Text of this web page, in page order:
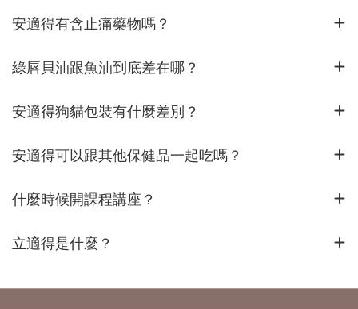
安適得有含止痛藥物嗎？
綠唇貝油跟魚油到底差在哪？
安適得狗貓包裝有什麼差別？
安適得可以跟其他保健品一起吃嗎？
什麼時候開課程講座？
立適得是什麼？